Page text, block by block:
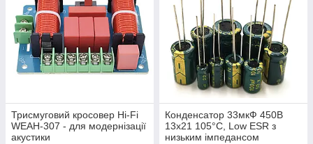
Трисмуговий кросовер Hi-Fi
WEAH-307 - для модернізації
акустики
Конденсатор 33мкФ 450В
13x21 105°C, Low ESR з
низьким імпедансом